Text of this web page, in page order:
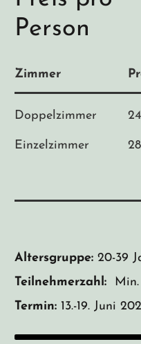
Person
Zimmer
Doppelzimmer
Einzelzimmer
Altersgruppe: 20-39
Teilnehmerzahl:
Termin: 13.-19. Juni